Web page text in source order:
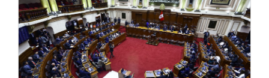
interesado por las acciones que viene realizando EsSalud
para la distribución del Bono COVID-19 destinado a los
trabajadores.
Porrsju parte, elñ ittular de EsSalud informó que están
priorizando la atención con la implementación de trece